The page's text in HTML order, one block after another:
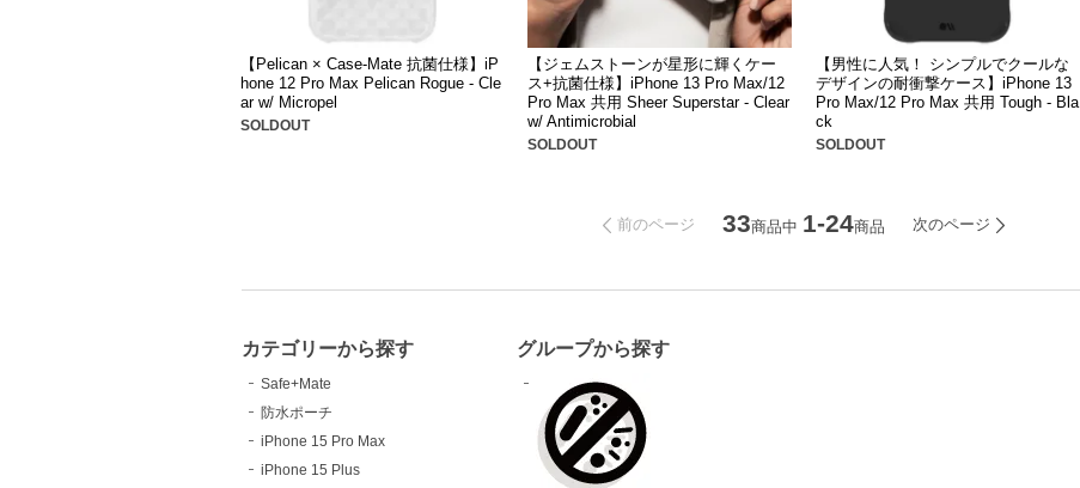
【Pelican × Case-Mate 抗菌仕様】iP
hone 12 Pro Max Pelican Rogue - Cle
ar w/ Micropel
SOLDOUT
【ジェムストーンが星形に輝くケー
ス+抗菌仕様】iPhone 13 Pro Max/12
Pro Max 共用 Sheer Superstar - Clear
w/ Antimicrobial
SOLDOUT
【男性に人気！ シンプルでクールな
デザインの耐衝撃ケース】iPhone 13
Pro Max/12 Pro Max 共用 Tough - Bla
ck
SOLDOUT
前のページ 33商品中 1-24商品 次のページ
カテゴリーから探す
Safe+Mate
防水ポーチ
iPhone 15 Pro Max
iPhone 15 Plus
グループから探す